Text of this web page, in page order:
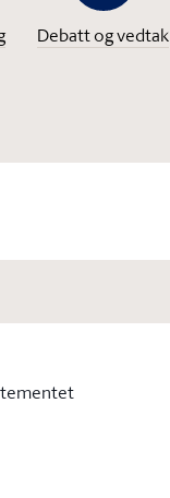
Debatt og vedtak